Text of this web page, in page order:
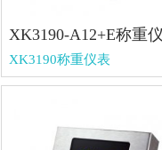
XK3190称重仪表